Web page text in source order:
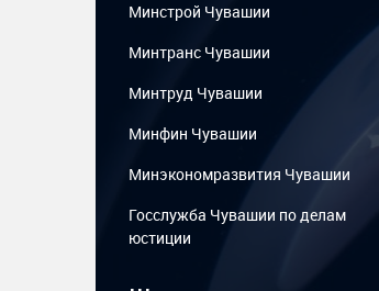
Минстрой Чувашии
Минтранс Чувашии
Минтруд Чувашии
Минфин Чувашии
Минэкономразвития Чувашии
Госслужба Чувашии по делам
юстиции
...